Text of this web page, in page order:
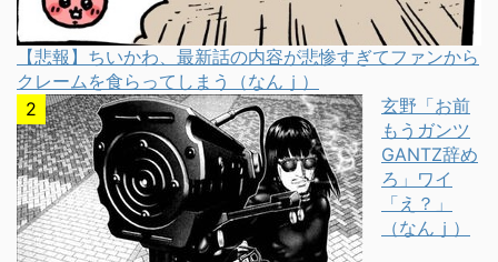
【悲報】ちいかわ、最新話の内容が悲惨すぎてファンから
クレームを食らってしまう（なんｊ）
玄野「お前
もうガンツ
GANTZ辞め
ろ」ワイ
「え？」
（なんｊ）